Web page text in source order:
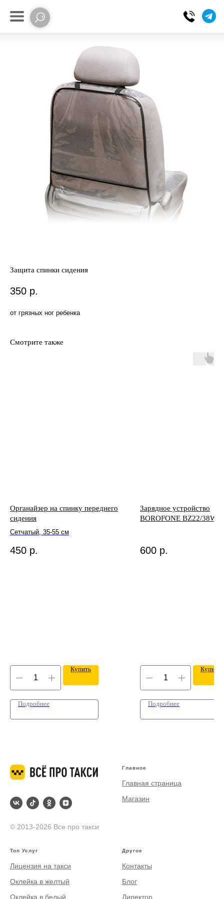
Защита спинки сидения
350 р.
от грязных ног ребенка
Смотрите также
Органайзер на спинку переднего
сидения
Сетчатый, 35-55 см
450 р.
Купить
Подробнее
Зарядное устройство
BOROFONE BZ22/38W
600 р.
Купить
Подробнее
© 2013-2026 Все про такси
Главное
Главная страница
Магазин
Топ Услуг
Лицензия на такси
Оклейка в желтый
Оклейка в белый
Другое
Контакты
Блог
Директор